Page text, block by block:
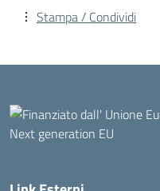
Stampa / Condividi